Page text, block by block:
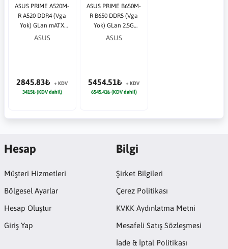
ASUS PRIME A520M-
R A520 DDR4 (Vga
Yok) GLan mATX
HDMI M2 USB3.2
ASUS
2845.83₺
+ KDV
3415₺ (KDV dahil)
ASUS PRIME B650M-
R B650 DDR5 (Vga
Yok) GLan 2.5G
mATX HDMI USB3
ASUS
5454.51₺
+ KDV
6545.41₺ (KDV dahil)
Hesap
Müşteri Hizmetleri
Bölgesel Ayarlar
Hesap Oluştur
Giriş Yap
Bilgi
Şirket Bilgileri
Çerez Politikası
KVKK Aydınlatma Metni
Mesafeli Satış Sözleşmesi
İade & İptal Politikası